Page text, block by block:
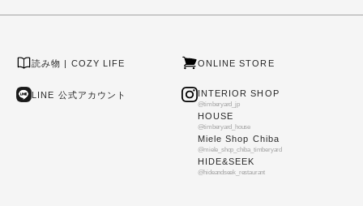
読み物 | COZY LIFE ONLINE STORE
LINE 公式アカウント INTERIOR SHOP
@timberyard_jp
HOUSE
@timberyard_house
Miele Shop Chiba
@miele_shop_chiba_timberyard
HIDE&SEEK
@hideandseek_restaurant